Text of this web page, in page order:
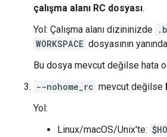
çalışma alanı RC dosyası.
Yol: Çalışma alanı dizininizde
WORKSPACE dosyasının
Bu dosya mevcut değilse hata
--nohome_rc mevcut değilse
Yol:
Linux/macOS/Unix'te: